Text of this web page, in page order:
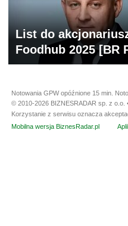
List do
Foodhub 2025 [BR
Notowania GPW opóźnione 15 min.
© 2010-2026 BIZNESRADAR sp. z
Korzystanie z serwisu oznacza
Mobilna wersja BiznesRadar.pl